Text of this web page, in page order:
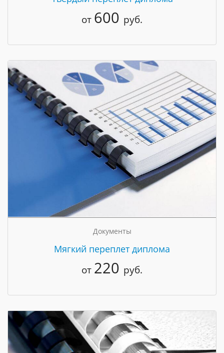
от 600 руб.
Документы
Мягкий переплет диплома
от 220 руб.